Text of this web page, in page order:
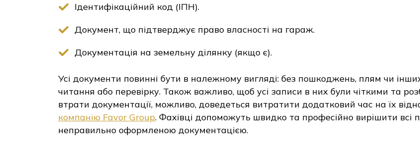
Ідентифікаційний код (ІПН).
Документ, що підтверджує право власності на гараж.
Документація на земельну ділянку (якщо є).
Усі документи повинні бути в належному вигляді: без пошкоджень, плям чи
читання або перевірку. Також важливо, щоб усі записи в них були чіткими та
втрати документації, можливо, доведеться витратити додатковий час на їх
компанію Favor Group. Фахівці допоможуть швидко та професійно вирішити всі
неправильно оформленою документацією.